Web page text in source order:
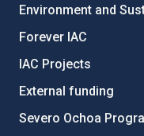
Environment and
Forever IAC
IAC Projects
External funding
Severo Ochoa